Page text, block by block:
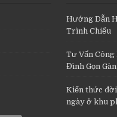
Hướng Dẫn
Trình Chiếu
Tư Vấn Công
Đình Gọn
Kiến thức đời
ngày ở khu